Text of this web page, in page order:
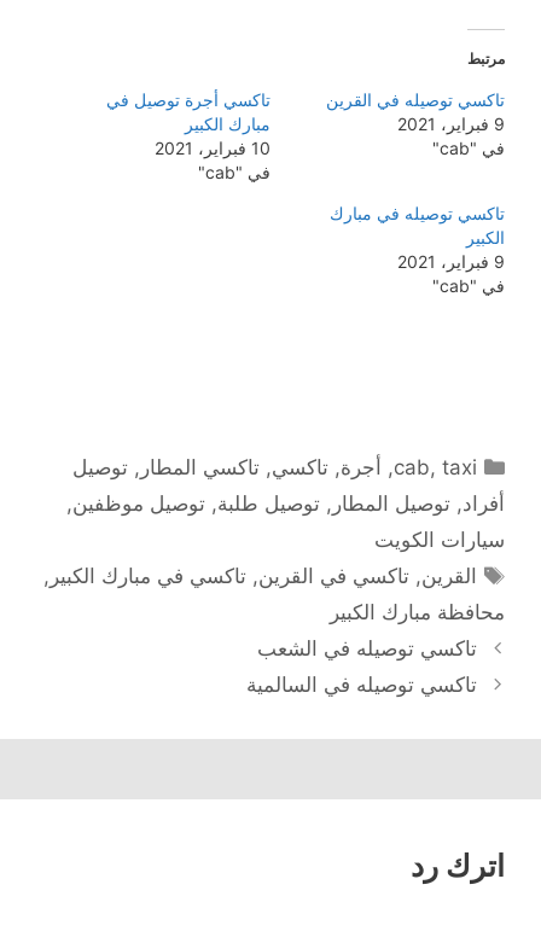
مرتبط
تاكسي توصيله في القرين
9 فبراير، 2021
في "cab"
تاكسي أجرة توصيل في
مبارك الكبير
10 فبراير، 2021
في "cab"
تاكسي توصيله في مبارك
الكبير
9 فبراير، 2021
في "cab"
التصنيفات
cab, taxi
, أجرة,تاكسي,تاكسي المطار ,توصيل
أفراد, توصيل المطار , توصيل طلبة, توصيل موظفين,
سيارات الكويت
الوسوم
القرين,تاكسي في القرين,تاكسي في مبارك الكبير ,
محافظة مبارك الكبير
تاكسي توصيله في الشعب
تاكسي توصيله في السالمية
اترك رد